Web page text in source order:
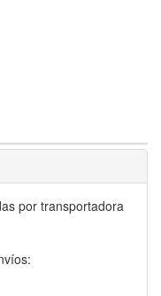
por transportadora